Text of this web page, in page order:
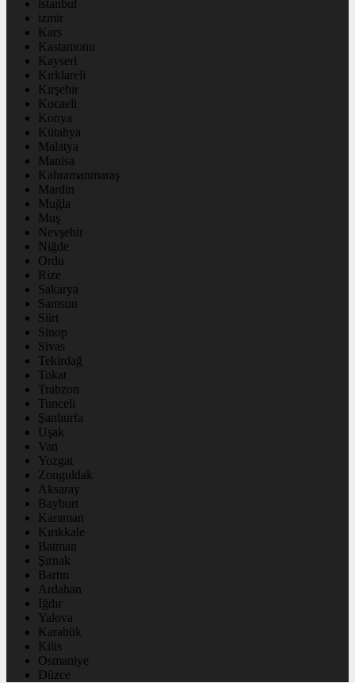
istanbul
izmir
Kars
Kastamonu
Kayseri
Kırklareli
Kırşehir
Kocaeli
Konya
Kütahya
Malatya
Manisa
Kahramanmaraş
Mardin
Muğla
Muş
Nevşehir
Niğde
Ordu
Rize
Sakarya
Samsun
Siirt
Sinop
Sivas
Tekirdağ
Tokat
Trabzon
Tunceli
Şanlıurfa
Uşak
Van
Yozgat
Zonguldak
Aksaray
Bayburt
Karaman
Kırıkkale
Batman
Şırnak
Bartın
Ardahan
Iğdır
Yalova
Karabük
Kilis
Osmaniye
Düzce